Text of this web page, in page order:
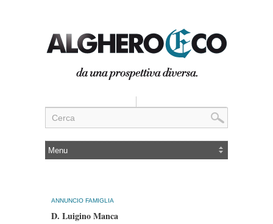
ANNUNCIO FAMIGLIA
D. Luigino Manca